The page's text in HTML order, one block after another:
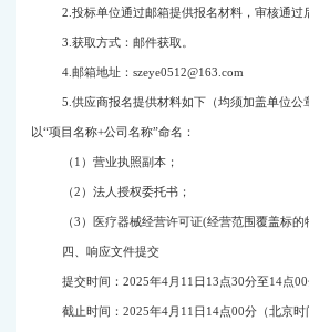
2. 投标单位通过邮箱提供报名材料，审核通过
3. 获取方式：邮件获取。
4. 邮箱地址： szeye0512@163.com
5. 供应商报名提供材料如下（均须加盖单位公
以“项目名称+公司名称”命名：
（ 1 ）营业执照副本；
（2 ）法人授权委托书；
（3 ）医疗器械经营许可证(经营范围覆盖标的
四、响应文件提交
提交时间： 2025年4月 11 日 13点30分至14点00
截止时间： 2025年4月 11 日 14点00分（北京时